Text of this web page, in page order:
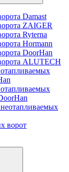
Damast
ZAIGER
Ryterna
Hormann
DoorHan
ALUTECH
ворот